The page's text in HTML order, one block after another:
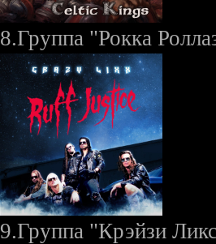
8.Группа "Рокка
9.Группа "Крэйзи